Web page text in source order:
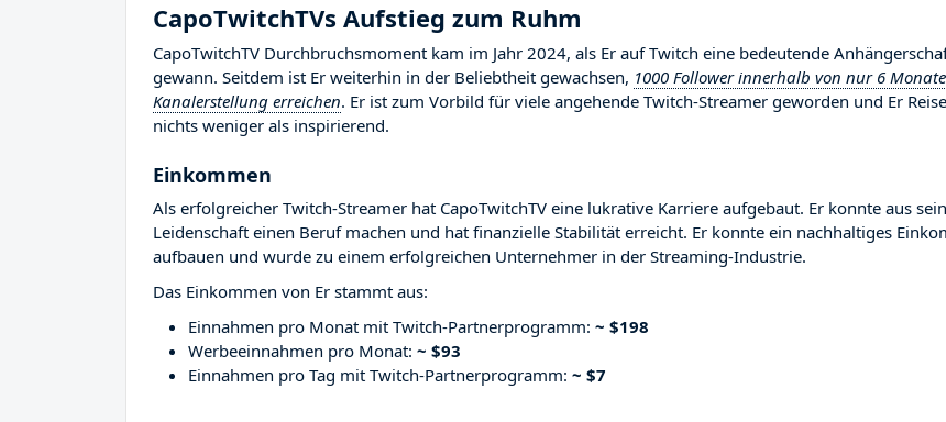
CapoTwitchTVs Aufstieg zum Ruhm
CapoTwitchTV Durchbruchsmoment kam im Jahr 2024, als Er auf Twitch eine bedeutende
gewann. Seitdem ist Er weiterhin in der Beliebtheit gewachsen, 1000 Follower innerhalb von nur 6
Kanalerstellung erreichen. Er ist zum Vorbild für viele angehende Twitch-Streamer geworden und Er
nichts weniger als inspirierend.
Einkommen
Als erfolgreicher Twitch-Streamer hat CapoTwitchTV eine lukrative Karriere aufgebaut. Er konnte aus
Leidenschaft einen Beruf machen und hat finanzielle Stabilität erreicht. Er konnte ein nachhaltiges
aufbauen und wurde zu einem erfolgreichen Unternehmer in der Streaming-Industrie.
Das Einkommen von Er stammt aus:
Einnahmen pro Monat mit Twitch-Partnerprogramm: ~ $198
Werbeeinnahmen pro Monat: ~ $93
Einnahmen pro Tag mit Twitch-Partnerprogramm: ~ $7